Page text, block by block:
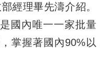
經理畢先濤介紹。
國內唯一一家批量
掌握著國內90%以